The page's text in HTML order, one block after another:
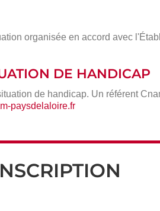
organisée en accord avec
DE HANDICAP
de handicap. Un référent
paysdelaloire.fr